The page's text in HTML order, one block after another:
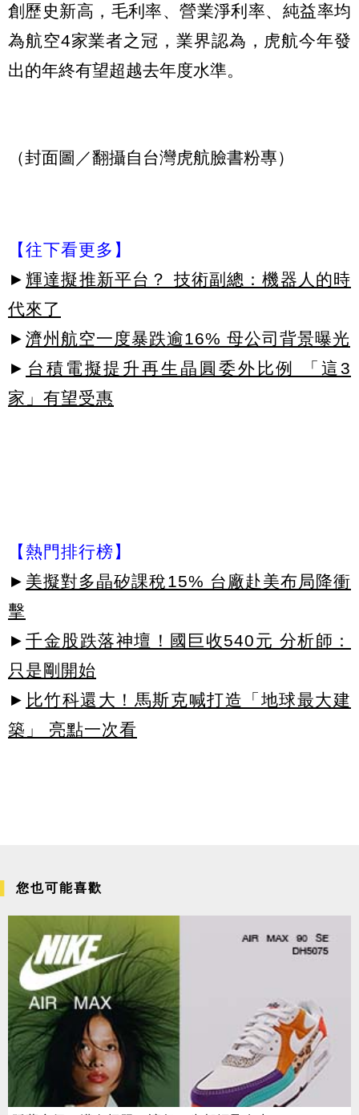
創歷史新高，毛利率、營業淨利率、純益率均
為航空4家業者之冠，業界認為，虎航今年發
出的年終有望超越去年度水準。
（封面圖／翻攝自台灣虎航臉書粉專）
【往下看更多】
► 輝達擬推新平台？ 技術副總：機器人的時
代來了
► 濟州航空一度暴跌逾16% 母公司背景曝光
► 台積電擬提升再生晶圓委外比例 「這3
家」有望受惠
【熱門排行榜】
► 美擬對多晶矽課稅15% 台廠赴美布局降衝
擊
► 千金股跌落神壇！國巨收540元 分析師：
只是剛開始
► 比竹科還大！馬斯克喊打造「地球最大建
築」 亮點一次看
您也可能喜歡